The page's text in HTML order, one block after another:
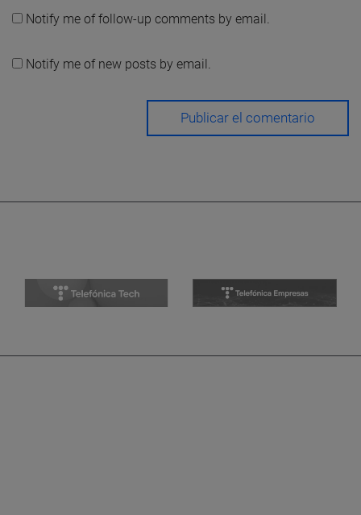
Notify me of follow-up comments by email.
Notify me of new posts by email.